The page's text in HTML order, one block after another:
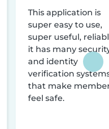
This application is
super easy to use,
super useful,
it has many
and identity
verification
that make
feel safe.